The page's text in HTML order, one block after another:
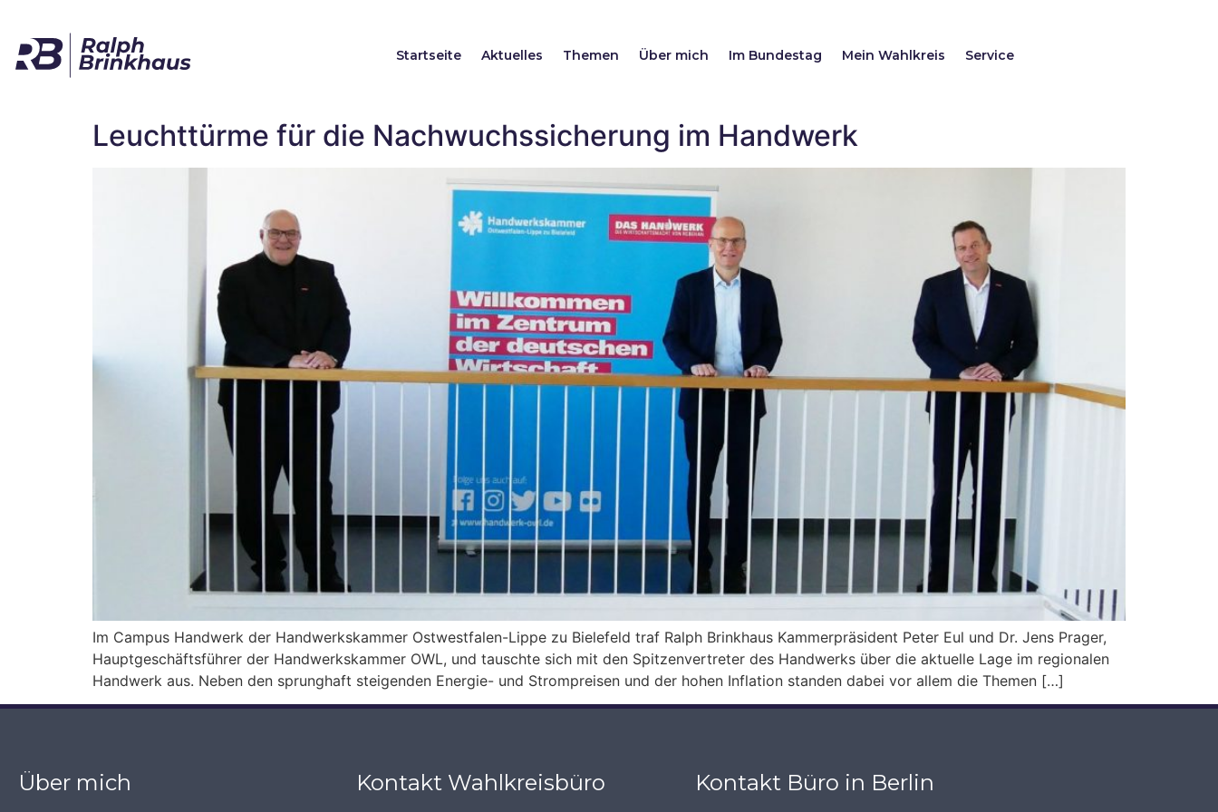
Startseite Aktuelles Themen Über mich Im Bundestag Mein Wahlkreis Service
Leuchttürme für die Nachwuchssicherung im Handwerk
Im Campus Handwerk der Handwerkskammer Ostwestfalen-Lippe zu Bielefeld traf Ralph Brinkhaus Kammerpräsident Peter Eul und Dr. Jens Prager,
Hauptgeschäftsführer der Handwerkskammer OWL, und tauschte sich mit den Spitzenvertreter des Handwerks über die aktuelle Lage im regionalen
Handwerk aus. Neben den sprunghaft steigenden Energie- und Strompreisen und der hohen Inflation standen dabei vor allem die Themen […]
Über mich Kontakt Wahlkreisbüro Kontakt Büro in Berlin